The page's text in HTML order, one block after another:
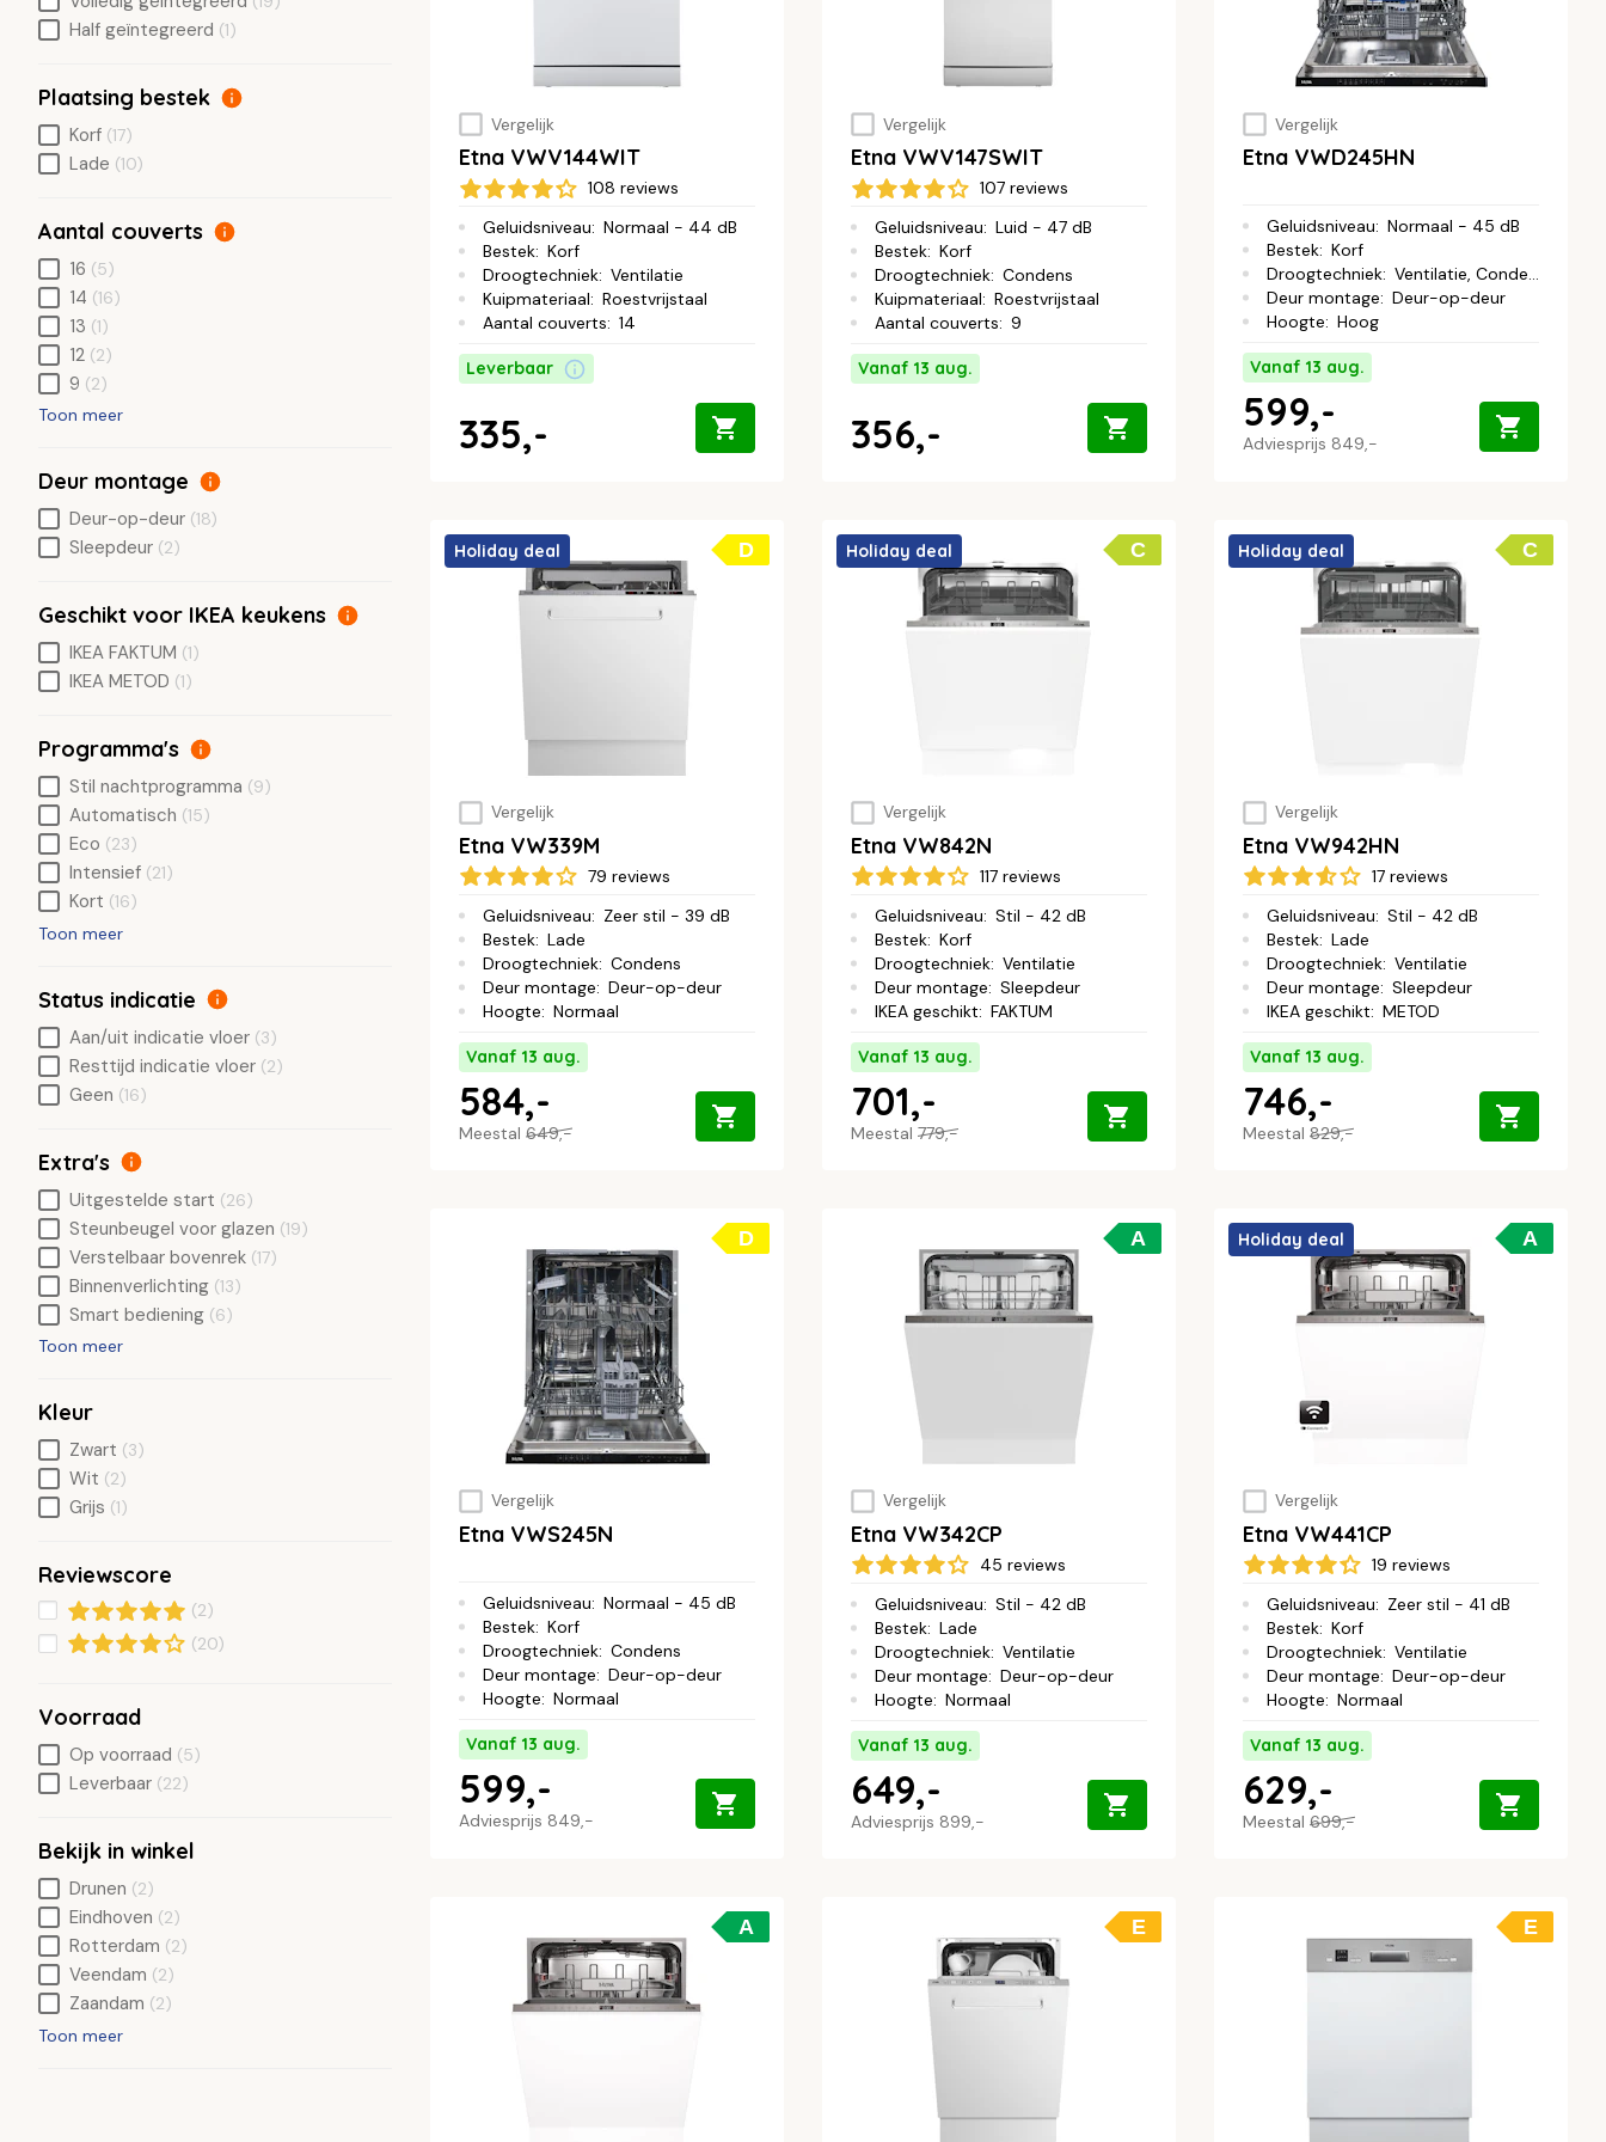
Vergelijk
Etna VWV144WIT
108 reviews
Geluidsniveau: Normaal - 44 dB
Bestek: Korf
Droogtechniek: Ventilatie
Kuipmateriaal: Roestvrijstaal
Aantal couverts: 14
Leverbaar
335,-
Vergelijk
Etna VWV147SWIT
107 reviews
Geluidsniveau: Luid - 47 dB
Bestek: Korf
Droogtechniek: Condens
Kuipmateriaal: Roestvrijstaal
Aantal couverts: 9
Vanaf 13 aug.
356,-
Vergelijk
Etna VWD245HN
Geluidsniveau: Normaal - 45 dB
Bestek: Korf
Droogtechniek: Ventilatie, Condens
Deur montage: Deur-op-deur
Hoogte: Hoog
Vanaf 13 aug.
Adviesprijs 849,-
599,-
D
Holiday deal
Vergelijk
Etna VW339M
79 reviews
Geluidsniveau: Zeer stil - 39 dB
Bestek: Lade
Droogtechniek: Condens
Deur montage: Deur-op-deur
Hoogte: Normaal
Vanaf 13 aug.
Meestal 649,-
584,-
C
Holiday deal
Vergelijk
Etna VW842N
117 reviews
Geluidsniveau: Stil - 42 dB
Bestek: Korf
Droogtechniek: Ventilatie
Deur montage: Sleepdeur
IKEA geschikt: FAKTUM
Vanaf 13 aug.
Meestal 779,-
701,-
C
Holiday deal
Vergelijk
Etna VW942HN
17 reviews
Geluidsniveau: Stil - 42 dB
Bestek: Lade
Droogtechniek: Ventilatie
Deur montage: Sleepdeur
IKEA geschikt: METOD
Vanaf 13 aug.
Meestal 829,-
746,-
D
Vergelijk
Etna VWS245N
Geluidsniveau: Normaal - 45 dB
Bestek: Korf
Droogtechniek: Condens
Deur montage: Deur-op-deur
Hoogte: Normaal
Vanaf 13 aug.
Adviesprijs 849,-
599,-
A
Vergelijk
Etna VW342CP
45 reviews
Geluidsniveau: Stil - 42 dB
Bestek: Lade
Droogtechniek: Ventilatie
Deur montage: Deur-op-deur
Hoogte: Normaal
Vanaf 13 aug.
Adviesprijs 899,-
649,-
A
Holiday deal
Vergelijk
Etna VW441CP
19 reviews
Geluidsniveau: Zeer stil - 41 dB
Bestek: Korf
Droogtechniek: Ventilatie
Deur montage: Deur-op-deur
Hoogte: Normaal
Vanaf 13 aug.
Meestal 699,-
629,-
A E E
Half geïntegreerd (1)
Plaatsing bestek
Korf (17)
Lade (10)
Aantal couverts
16 (5)
14 (16)
13 (1)
12 (2)
9 (2)
Toon meer
Deur montage
Deur-op-deur (18)
Sleepdeur (2)
Geschikt voor IKEA keukens
IKEA FAKTUM (1)
IKEA METOD (1)
Programma's
Stil nachtprogramma (9)
Automatisch (15)
Eco (23)
Intensief (21)
Kort (16)
Toon meer
Status indicatie
Aan/uit indicatie vloer (3)
Resttijd indicatie vloer (2)
Geen (16)
Extra's
Uitgestelde start (26)
Steunbeugel voor glazen (19)
Verstelbaar bovenrek (17)
Binnenverlichting (13)
Smart bediening (6)
Toon meer
Kleur
Zwart (3)
Wit (2)
Grijs (1)
Reviewscore
(2)
(20)
Voorraad
Op voorraad (5)
Leverbaar (22)
Bekijk in winkel
Drunen (2)
Eindhoven (2)
Rotterdam (2)
Veendam (2)
Zaandam (2)
Toon meer